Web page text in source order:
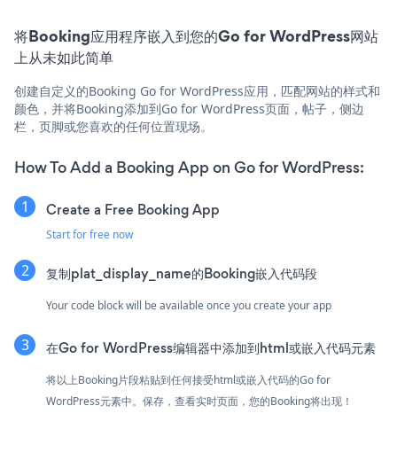
将Booking应用程序嵌入到您的Go for WordPress网站
上从未如此简单
创建自定义的Booking Go for WordPress应用，匹配网站的样式和
颜色，并将Booking添加到Go for WordPress页面，帖子，侧边
栏，页脚或您喜欢的任何位置现场。
How To Add a Booking App on Go for WordPress:
Create a Free Booking App
Start for free now
复制plat_display_name的Booking嵌入代码段
Your code block will be available once you create your app
在Go for WordPress编辑器中添加到html或嵌入代码元素
将以上Booking片段粘贴到任何接受html或嵌入代码的Go for
WordPress元素中。保存，查看实时页面，您的Booking将出现！